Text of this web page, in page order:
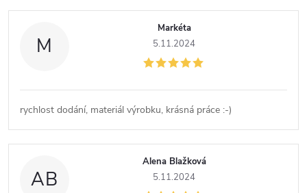
M
Markéta
5.11.2024
rychlost dodání, materiál výrobku, krásná práce :-)
AB
Alena Blažková
5.11.2024